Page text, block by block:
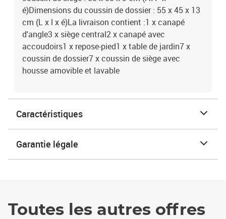
é)Dimensions du coussin de dossier : 55 x 45 x 13
cm (L x l x é)La livraison contient :1 x canapé
d'angle3 x siège central2 x canapé avec
accoudoirs1 x repose-pied1 x table de jardin7 x
coussin de dossier7 x coussin de siège avec
housse amovible et lavable
Caractéristiques
Garantie légale
Toutes les autres offres